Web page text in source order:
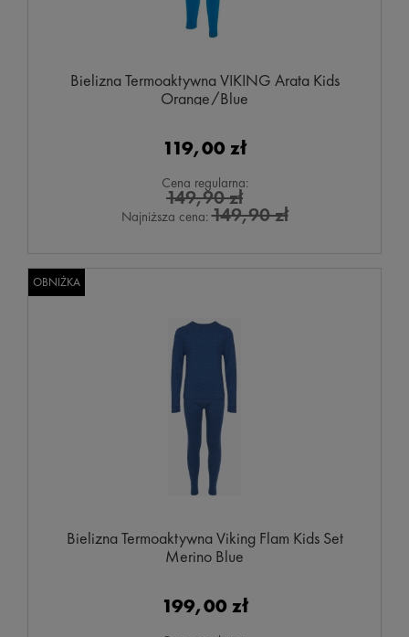
Bielizna Termoaktywna VIKING Arata Kids
Orange/Blue
119,00 zł
Cena regularna:
149,90 zł
Najniższa cena:149,90 zł
Bielizna Termoaktywna Viking Flam Kids Set
Merino Blue
199,00 zł
OBNIŻKA